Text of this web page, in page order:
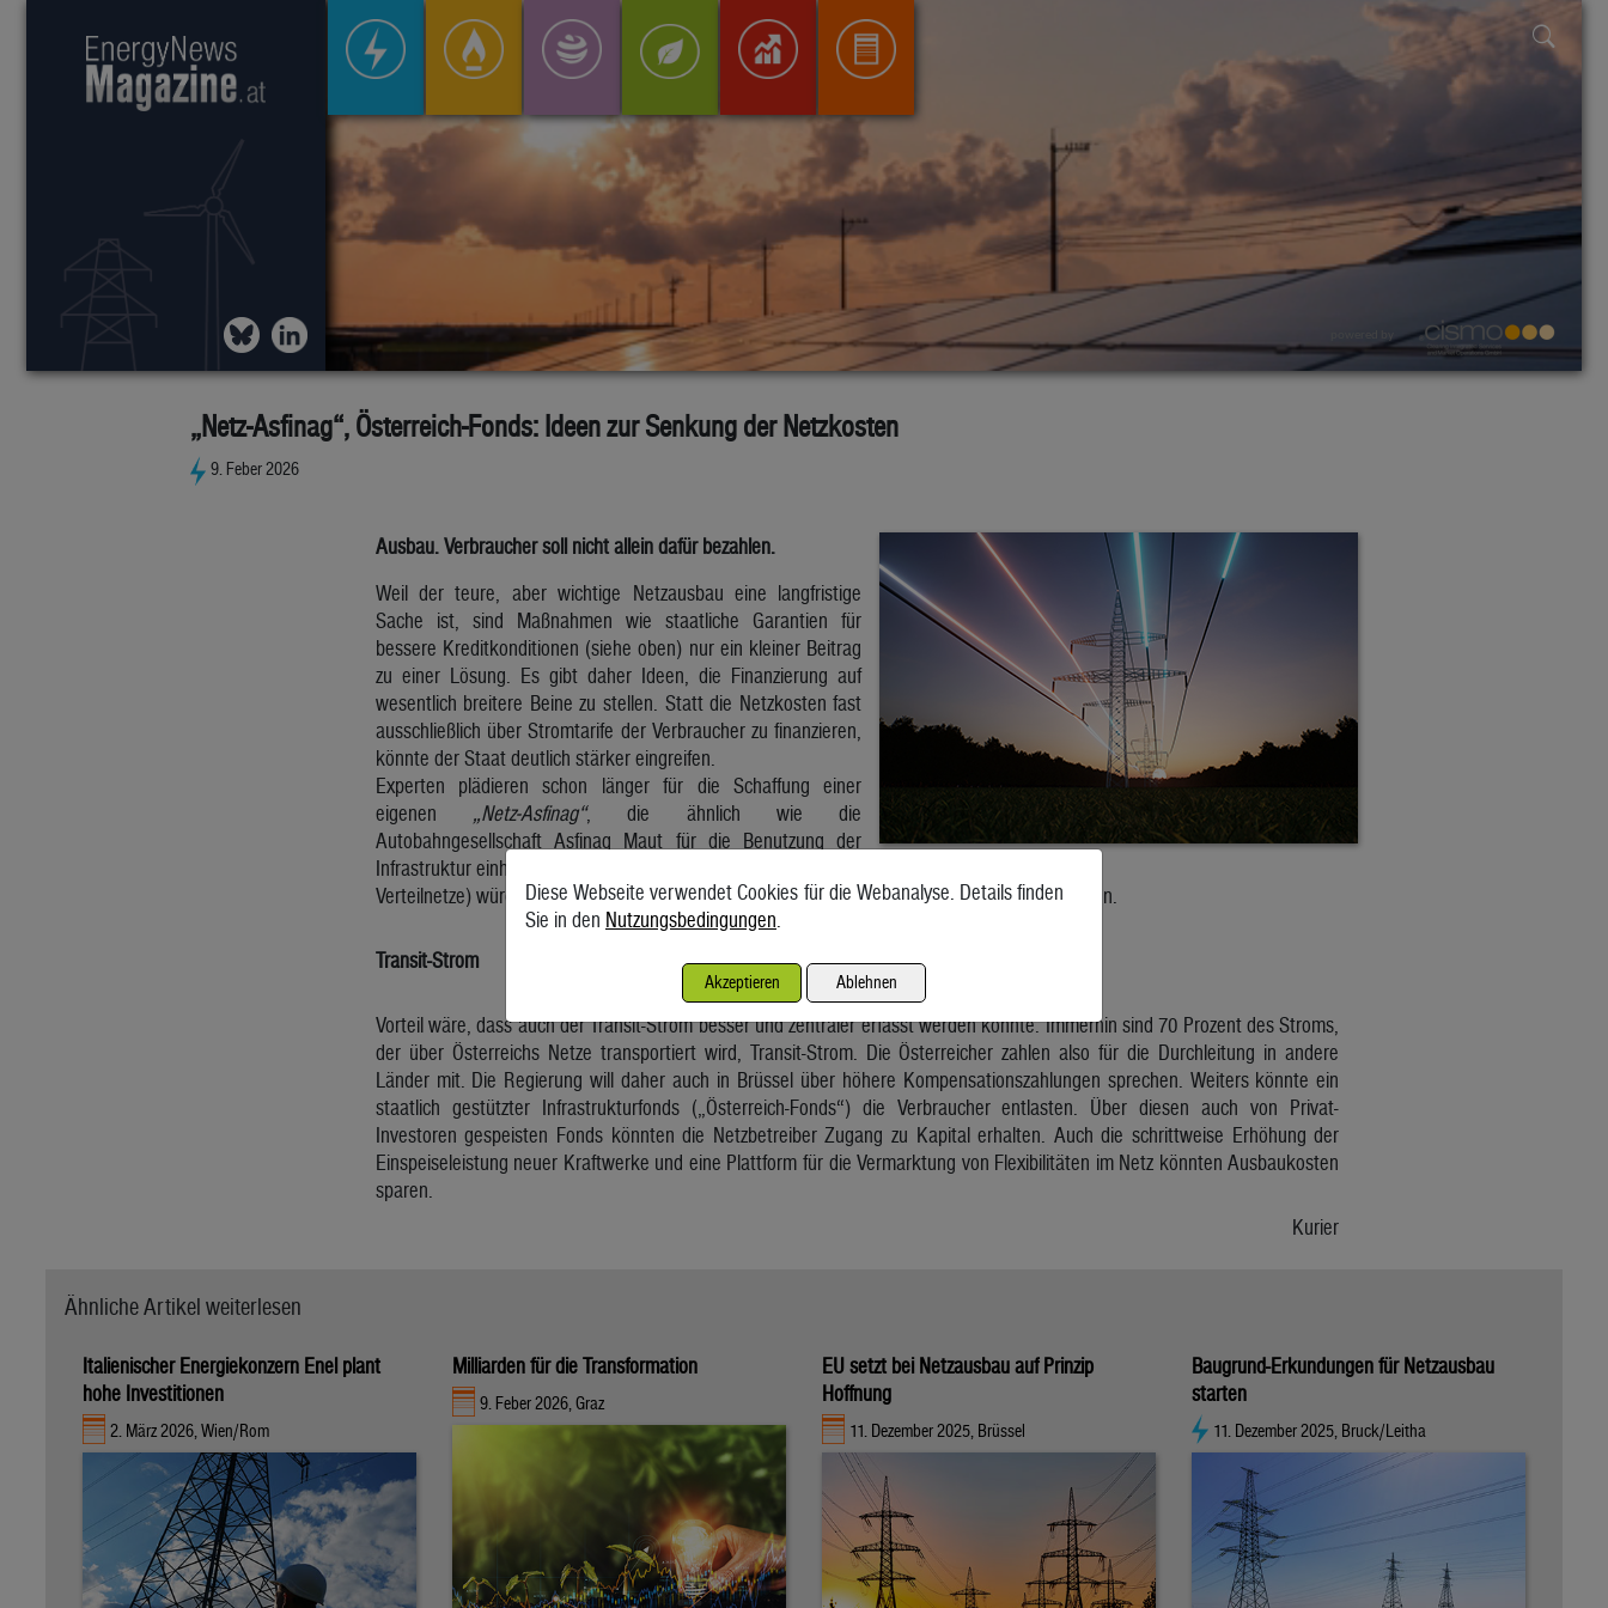
„Netz-Asfinag“, Österreich-Fonds: Ideen zur Senkung der Netzkosten
9. Feber 2026
Ausbau. Verbraucher soll nicht allein dafür bezahlen.
Weil der teure, aber wichtige Netzausbau eine langfristige
Sache ist, sind Maßnahmen wie staatliche Garantien für
bessere Kreditkonditionen (siehe oben) nur ein kleiner Beitrag
zu einer Lösung. Es gibt daher Ideen, die Finanzierung auf
wesentlich breitere Beine zu stellen. Statt die Netzkosten fast
ausschließlich über Stromtarife der Verbraucher zu finanzieren,
könnte der Staat deutlich stärker eingreifen.
Experten plädieren schon länger für die Schaffung einer
eigenen „Netz-Asfinag“, die ähnlich wie die
Autobahngesellschaft Asfinag Maut für die Benutzung der
Infrastruktur einheben soll. Die Stromnetze (Übertragungs- und
Verteilnetze) würden dabei ähnlich wie Autobahnen als kritische Infrastruktur betrachtet werden.
Transit-Strom
Vorteil wäre, dass auch der Transit-Strom besser und zentraler erfasst werden könnte. Immerhin sind 70 Prozent des Stroms,
der über Österreichs Netze transportiert wird, Transit-Strom. Die Österreicher zahlen also für die Durchleitung in andere
Länder mit. Die Regierung will daher auch in Brüssel über höhere Kompensationszahlungen sprechen. Weiters könnte ein
staatlich gestützter Infrastrukturfonds („Österreich-Fonds“) die Verbraucher entlasten. Über diesen auch von Privat-
Investoren gespeisten Fonds könnten die Netzbetreiber Zugang zu Kapital erhalten. Auch die schrittweise Erhöhung der
Einspeiseleistung neuer Kraftwerke und eine Plattform für die Vermarktung von Flexibilitäten im Netz könnten Ausbaukosten
sparen.
Kurier
Ähnliche Artikel weiterlesen
Italienischer Energiekonzern Enel plant
hohe Investitionen
2. März 2026, Wien/Rom
Milliarden für die Transformation
9. Feber 2026, Graz
EU setzt bei Netzausbau auf Prinzip
Hoffnung
11. Dezember 2025, Brüssel
Baugrund-Erkundungen für Netzausbau
starten
11. Dezember 2025, Bruck/Leitha
Diese Webseite verwendet Cookies für die Webanalyse. Details finden
Sie in den Nutzungsbedingungen.
Akzeptieren Ablehnen